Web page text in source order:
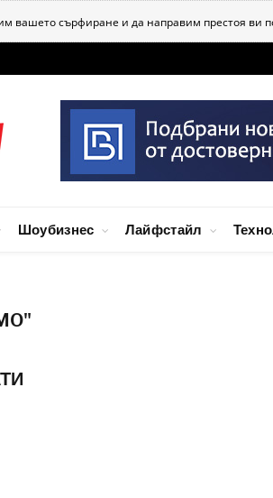
вашето сърфиране и да направим престоя ви
Шоубизнес Лайфстайл